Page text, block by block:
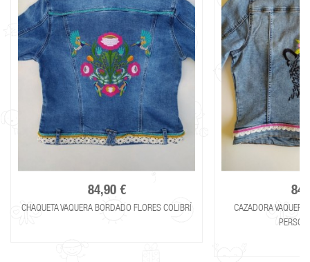
84,90 €
CHAQUETA VAQUERA BORDADO FLORES COLIBRÍ
CAZADORA